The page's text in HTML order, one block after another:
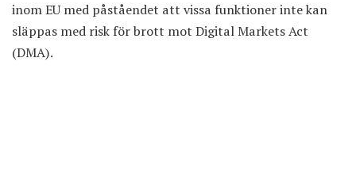
inom EU med påståendet att vissa funktioner inte kan
släppas med risk för brott mot Digital Markets Act
(DMA).